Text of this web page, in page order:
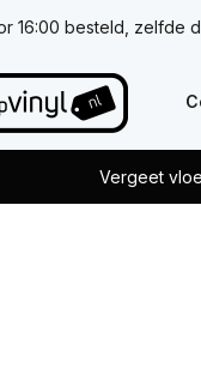
16:00 besteld, zelfde
Vergeet